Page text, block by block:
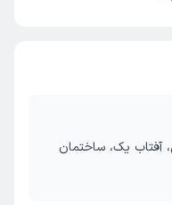
آفتاب یک، ساختمان